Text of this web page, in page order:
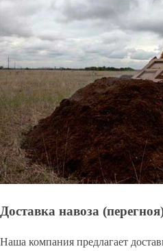
Доставка навоза
Наша компания предлагает